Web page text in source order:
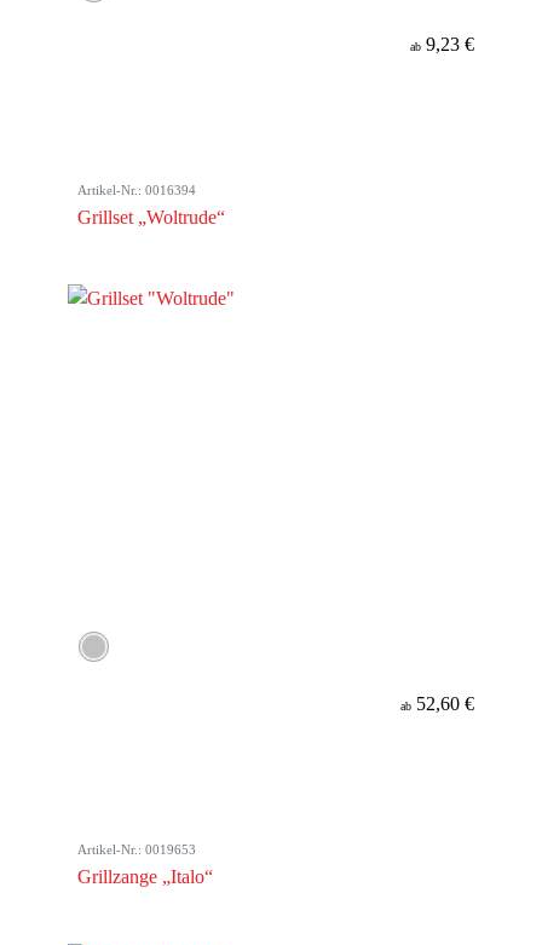
ab 9,23 €
Artikel-Nr.: 0016394
Grillset „Woltrude“
ab 52,60 €
Artikel-Nr.: 0019653
Grillzange „Italo“